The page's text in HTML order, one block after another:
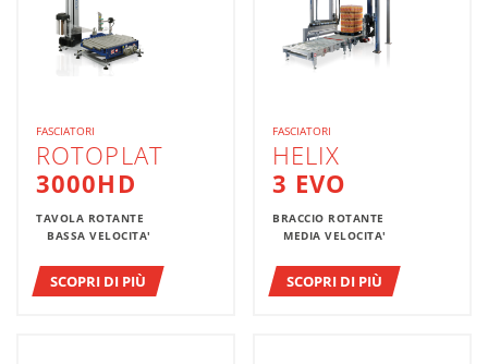
FASCIATORI
ROTOPLAT
3000HD
TAVOLA ROTANTE
BASSA VELOCITA'
SCOPRI DI PIÙ
FASCIATORI
HELIX
3 EVO
BRACCIO ROTANTE
MEDIA VELOCITA'
SCOPRI DI PIÙ